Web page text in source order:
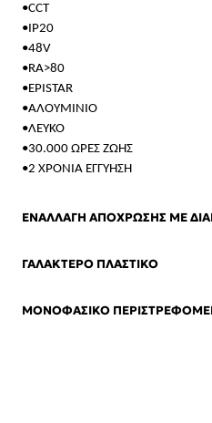
•CCT
•IP20
•48V
•RA>80
•EPISTAR
•ΑΛΟΥΜΙΝΙΟ
•ΛΕΥΚΟ
•30.000 ΩΡΕΣ ΖΩΗΣ
•2 ΧΡΟΝΙΑ ΕΓΓΥΗΣΗ
ΕΝΑΛΛΑΓΗ ΑΠΟΧΡΩΣΗΣ ΜΕ
ΓΑΛΑΚΤΕΡΟ ΠΛΑΣΤΙΚΟ
ΜΟΝΟΦΑΣΙΚΟ